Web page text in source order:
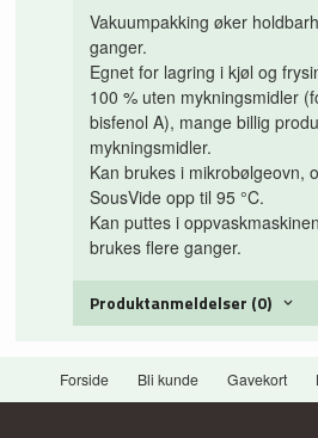
Vakuumpakking øker
ganger.
Egnet for lagring i kjøl og
100 % uten mykningsmidler
bisfenol A), mange billig
mykningsmidler.
Kan brukes i mikrobølgeovn,
SousVide opp til 95 °C.
Kan puttes i
brukes flere ganger.
Produktanmeldelser (0)
Forside Bli kunde Gavekort